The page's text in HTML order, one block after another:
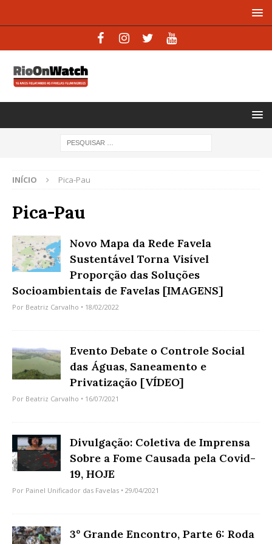
INÍCIO Pica-Pau
Pica-Pau
Novo Mapa da Rede Favela
Sustentável Torna Visível
Proporção das Soluções
Socioambientais de Favelas [IMAGENS]
Por Beatriz Carvalho • 18/02/2022
Evento Debate o Controle Social
das Águas, Saneamento e
Privatização [VÍDEO]
Por Beatriz Carvalho • 16/07/2021
Divulgação: Coletiva de Imprensa
Sobre a Fome Causada pela Covid-
19, HOJE
Por Painel Unificador das Favelas • 29/04/2021
3º Grande Encontro, Parte 6: Roda